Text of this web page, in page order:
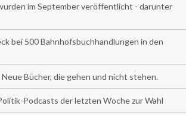
im September veröffentlicht - darunter
bei 500 Bahnhofsbuchhandlungen in den
Bücher, die gehen und nicht stehen.
Podcasts der letzten Woche zur Wahl